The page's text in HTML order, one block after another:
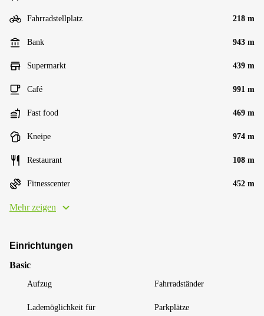
Fahrradstellplatz 218 m
Bank 943 m
Supermarkt 439 m
Café 991 m
Fast food 469 m
Kneipe 974 m
Restaurant 108 m
Fitnesscenter 452 m
Mehr zeigen
Einrichtungen
Basic
Aufzug Fahrradständer
Lademöglichkeit für
Parkplätze